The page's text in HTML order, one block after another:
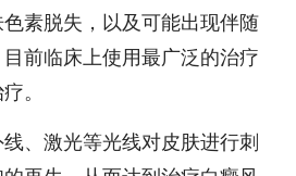
素脱失，以及可能出现伴随
前临床上使用最广泛的治疗
。
、激光等光线对皮肤进行刺